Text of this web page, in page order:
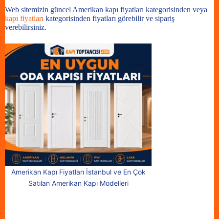
Web sitemizin güncel Amerikan kapı fiyatları kategorisinden veya
kapı fiyatları kategorisinden fiyatları görebilir ve sipariş
verebilirsiniz.
Amerikan Kapı Fiyatları İstanbul ve En Çok
Satılan Amerikan Kapı Modelleri